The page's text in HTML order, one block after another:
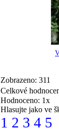
Zobrazeno: 311
Celkové
Hodnoceno: 1x
Hlasujte jako ve
1 2 3 4 5